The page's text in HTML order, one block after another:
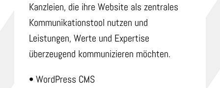
Kanzleien, die ihre Website als zentrales
Kommunikationstool nutzen und
Leistungen, Werte und Expertise
überzeugend kommunizieren möchten.
• WordPress CMS